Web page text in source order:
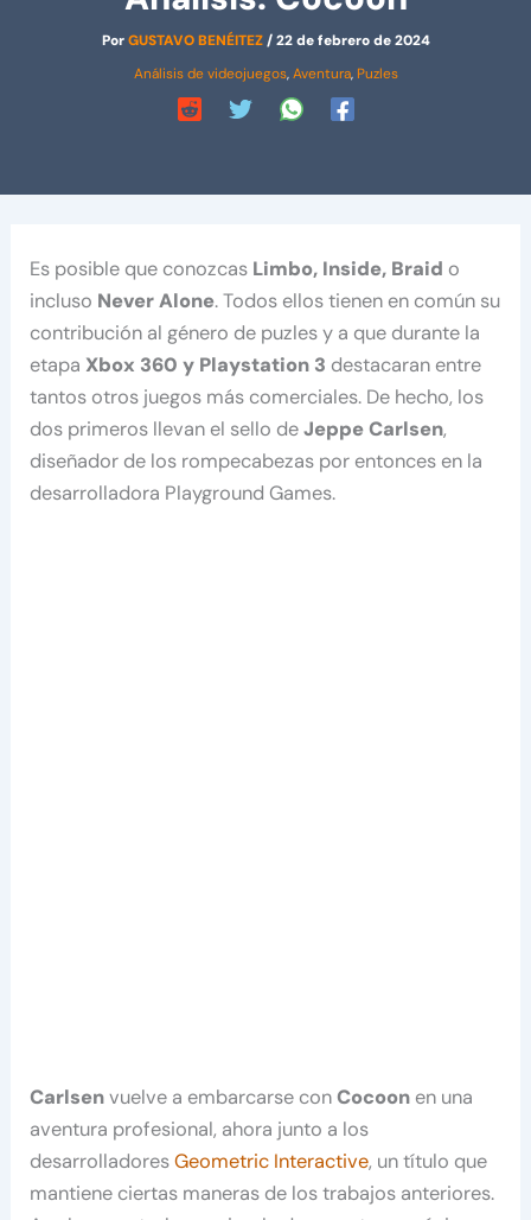
PorGUSTAVO BENÉITEZ/22 de febrero de 2024
Análisis de videojuegos,Aventura, Puzles
Es posible que conozcas Limbo, Inside, Braid o
incluso Never Alone. Todos ellos tienen en común su
contribución al género de puzles y a que durante la
etapa Xbox 360 y Playstation 3 destacaran entre
tantos otros juegos más comerciales. De hecho, los
dos primeros llevan el sello deJeppe Carlsen,
diseñador de los rompecabezas por entonces en la
desarrolladora Playground Games.
Carlsenvuelve a embarcarse conCocoon en una
aventura profesional, ahora junto a los
desarrolladoresGeometric Interactive, un título que
mantiene ciertas maneras de los trabajos anteriores.